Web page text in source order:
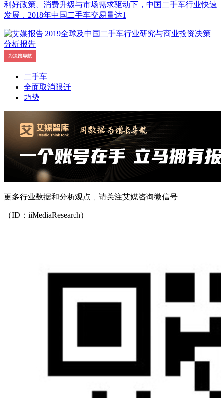
利好政策、消费升级与市场需求驱动下，中国二手车行业快速
发展，2018年中国二手车交易量达1
二手车
全面取消限迁
趋势
更多行业数据和分析观点，请关注艾媒咨询微信号
（ID：iiMediaResearch）